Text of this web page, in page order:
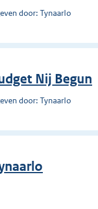
door: Tynaarlo
Nij Begun
door: Tynaarlo